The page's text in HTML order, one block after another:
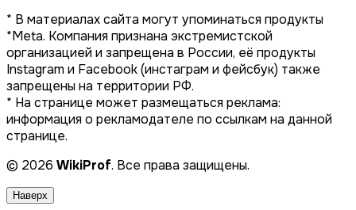
* В материалах сайта могут упоминаться продукты
*Meta. Компания признана экстремистской
организацией и запрещена в России, её продукты
Instagram и Facebook (инстаграм и фейсбук) также
запрещены на территории РФ.
* На странице может размещаться реклама:
информация о рекламодателе по ссылкам на данной
странице.
© 2026 WikiProf. Все права защищены.
Наверх